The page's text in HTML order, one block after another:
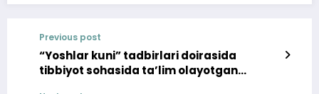
Previous post
“Yoshlar kuni” tadbirlari doirasida
tibbiyot sohasida ta’lim olayotgan